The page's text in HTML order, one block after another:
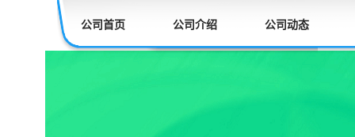
公司首页 公司介绍 公司动态